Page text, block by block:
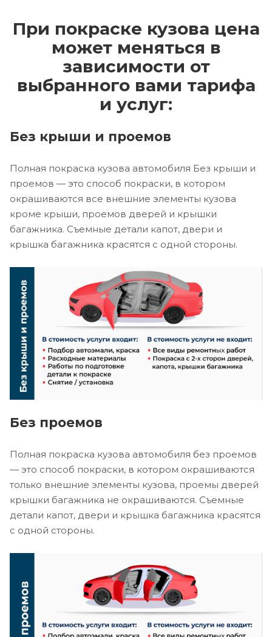
При покраске кузова цена
может меняться в
зависимости от
выбранного вами тарифа
и услуг:
Без крыши и проемов
Полная покраска кузова автомобиля Без крыши и
проемов — это способ покраски, в котором
окрашиваются все внешние элементы кузова
кроме крыши, проемов дверей и крышки
багажника. Съемные детали капот, двери и
крышка багажника красятся с одной стороны.
Без проемов
Полная покраска кузова автомобиля без проемов
— это способ покраски, в котором окрашиваются
только внешние элементы кузова, проемы дверей
крышки багажника не окрашиваются. Съемные
детали капот, двери и крышка багажника красятся
с одной стороны.